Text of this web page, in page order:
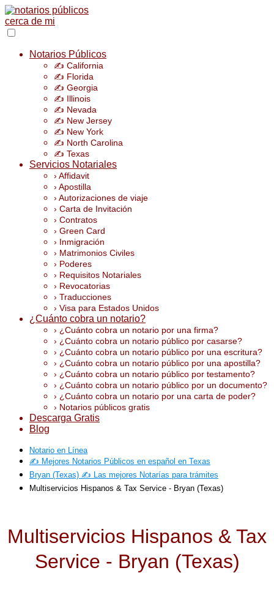
Notarios Públicos
✍️ California
✍️ Florida
✍️ Georgia
✍️ Illinois
✍️ Nevada
✍️ New Jersey
✍️ New York
✍️ North Carolina
✍️ Texas
Servicios Notariales
› Affidavit
› Apostilla
› Autorizaciones de viaje
› Carta de Invitación
› Contratos
› Green Card
› Inmigración
› Matrimonios Civiles
› Poderes
› Requisitos Notariales
› Revocatorias
› Traducciones
› Visa para Estados Unidos
¿Cuánto cobra un notario?
› ¿Cuánto cobra un notario por una firma?
› ¿Cuánto cobra un notario público por casarse?
› ¿Cuánto cobra un notario público por una escritura?
› ¿Cuánto cobra un notario público por una apostilla?
› ¿Cuánto cobra un notario público por testamento?
› ¿Cuánto cobra un notario público por un documento?
› ¿Cuánto cobra un notario por una carta de poder?
› Notarios públicos gratis
Descarga Gratis
Blog
Notario en Línea
✍️ Mejores Notarios Públicos en español en Texas
Bryan (Texas) ✍️ Las mejores Notarías para trámites
Multiservicios Hispanos & Tax Service - Bryan (Texas)
Multiservicios Hispanos & Tax
Service - Bryan (Texas)